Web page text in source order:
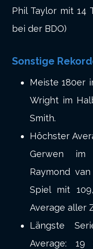
Phil Taylor mit 14
bei der BDO)
Sonstige
Meiste 180er
Wright im
Smith.
Höchster
Gerwen im
Raymond
Spiel mit
Average aller
Längste
Average: